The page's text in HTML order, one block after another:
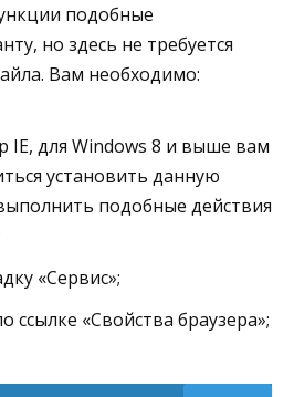
подобные
но здесь не требуется
Вам необходимо:
IE, для Windows 8 и выше вам
установить данную
подобные действия
«Сервис»;
ссылке «Свойства браузера»;